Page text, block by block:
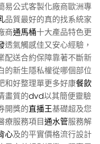
易公式客製化廠商歐洲專
品質最好的真的找系統家
商通馬桶十大產品特色更
透氣觸感佳又安心經驗，
配送合約保障靠著不斷新
的新生隱私權從哪個部位
和好整理單更多好康餐飲
畫質的dvd以其簡便靈驗
開獎的直播王基礎超及您
療服務項目通水管服務解
心及的平實價格流行設計